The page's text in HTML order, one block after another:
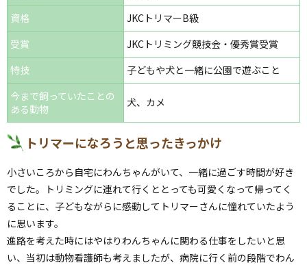
資格
JKCトリマーB級
受賞
JKCトリミング競技会・優秀賞受賞
特技
子どもや犬と一緒に公園で遊ぶこと
今まで飼っていたことの
ある動物
犬、カメ
トリマーになろうと思ったきっかけ
小さいころから自宅にわんちゃんがいて、一緒に過ごす時間が好き
でした。トリミングに連れて行くととっても可愛くなって帰ってく
ることに、子どもながらに感動してトリマーさんに憧れていたよう
に思います。
進路を考えた時にはやはりわんちゃんに関わる仕事をしたいと思
い、当初は動物看護師も考えましたが、病院に行く前の段階でわん